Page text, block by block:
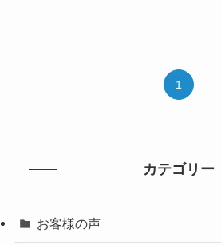
1
カテゴリー
お客様の声